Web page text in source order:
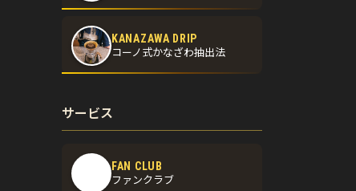
KANAZAWA DRIP
コーノ式かなざわ抽出法
サービス
FAN CLUB
ファンクラブ